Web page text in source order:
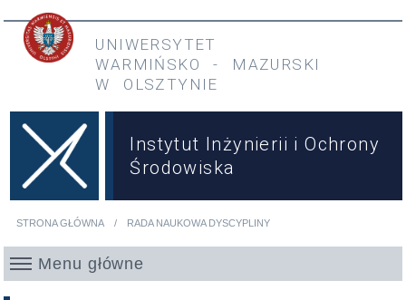
Przejdź do treści
Przejdź do menu głównego
UNIWERSYTET
WARMIŃSKO
- MAZURSKI
W OLSZTYNIE
Instytut Inżynierii i Ochrony
Środowiska
STRONA GŁÓWNA RADA NAUKOWA DYSCYPLINY
Menu główne